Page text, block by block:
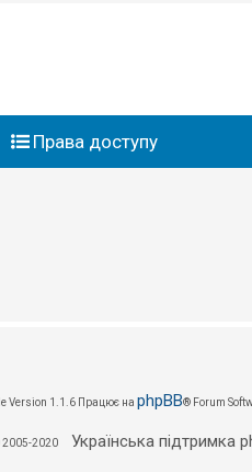
Права доступу
Version 1.1.6 Працює на phpBB® Forum
2005-2020 Українська підтримка